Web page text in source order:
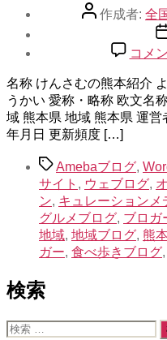
投 作成者: 全
投
稿
け
さ
む
の
紹
介
へ
の
コメ
名称 けんさむの熊本紹介
うかい 愛称・略称 欧文名
域 熊本県 地域 熊本県 運
年月日 更新頻度 […]
タ
グ
Amebaブログ,
サイト , ウェブログ,
ン, キュレーションメ
グルメブログ, ブロガ
地域, 地域ブログ, 熊本
ガー, 食べ歩きブログ,
検索
検